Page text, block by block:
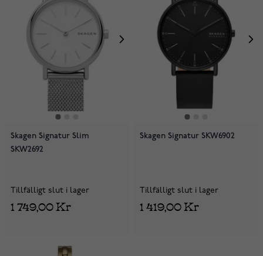
Skagen Signatur Slim
SKW2692
Tillfälligt slut i lager
1 749,00 Kr
Skagen Signatur SKW6902
Tillfälligt slut i lager
1 419,00 Kr